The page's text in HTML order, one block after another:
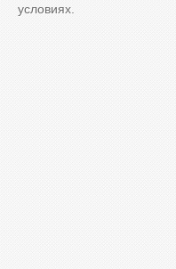
условиях.